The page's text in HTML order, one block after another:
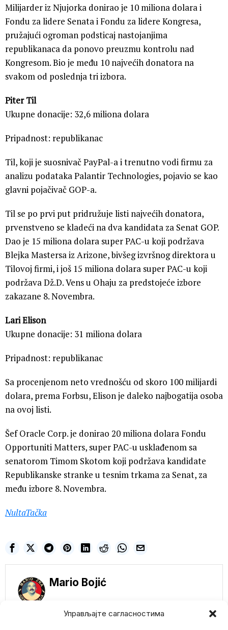
Управљајте сагласностима
Milijarder iz Njujorka donirao je 10 miliona dolara i
Fondu za lidere Senata i Fondu za lidere Kongresa,
pružajući ogroman podsticaj nastojanjima
republikanaca da ponovo preuzmu kontrolu nad
Kongresom. Bio je među 10 najvećih donatora na
svakom od poslednja tri izbora.
Piter Til
Ukupne donacije: 32,6 miliona dolara
Pripadnost: republikanac
Til, koji je suosnivač PayPal-a i trenutno vodi firmu za
analizu podataka Palantir Technologies, ​​pojavio se kao
glavni pojačivač GOP-a.
Til se po prvi put pridružuje listi najvećih donatora,
prvenstveno se kladeći na dva kandidata za Senat GOP.
Dao je 15 miliona dolara super PAC-u koji podržava
Blejka Mastersa iz Arizone, bivšeg izvršnog direktora u
Tilovoj firmi, i još 15 miliona dolara super PAC-u koji
podržava Dž.D. Vens u Ohaju za predstojeće izbore
zakazane 8. Novembra.
Lari Elison
Ukupne donacije: 31 miliona dolara
Pripadnost: republikanac
Sa procenjenom neto vrednošću od skoro 100 milijardi
dolara, prema Forbsu, Elison je daleko najbogatija osoba
na ovoj listi.
Šef Oracle Corp. je donirao 20 miliona dolara Fondu
Opportuniti Matters, super PAC-u usklađenom sa
senatorom Timom Skotom koji podržava kandidate
Republikanske stranke u tesnim trkama za Senat, za
među izbore 8. Novembra.
NultaTačka
Mario Bojić